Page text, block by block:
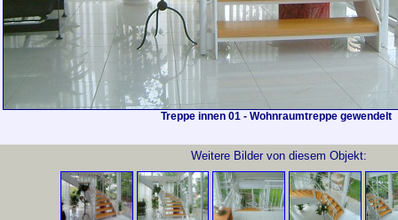
Treppe innen 01 - Wohnraumtreppe gewendelt
Weitere Bilder von diesem Objekt: